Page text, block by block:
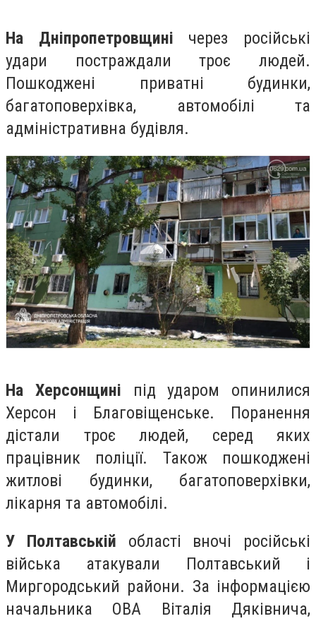
На Дніпропетровщині через російські
удари постраждали троє людей.
Пошкоджені приватні будинки,
багатоповерхівка, автомобілі та
адміністративна будівля.
На Херсонщині під ударом опинилися
Херсон і Благовіщенське. Поранення
дістали троє людей, серед яких
працівник поліції. Також пошкоджені
житлові будинки, багатоповерхівки,
лікарня та автомобілі.
У Полтавській області вночі російські
війська атакували Полтавський і
Миргородський райони. За інформацією
начальника ОВА Віталія Дяківнича,